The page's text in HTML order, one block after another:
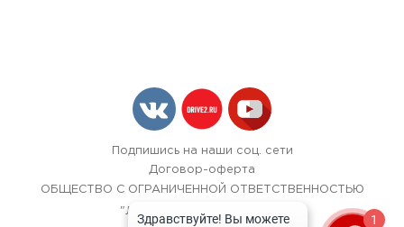
Подпишись на наши соц. сети
Договор-оферта
ОБЩЕСТВО С ОГРАНИЧЕННОЙ ОТВЕТСТВЕННОСТЬЮ
"ЛОК БОКС АВТОСЕРВИС",
1